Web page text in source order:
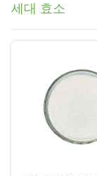
세대 효소